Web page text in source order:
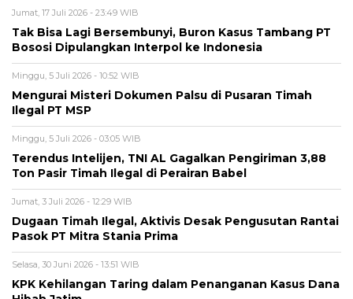
Jumat, 17 Juli 2026 - 23:49 WIB
Tak Bisa Lagi Bersembunyi, Buron Kasus Tambang PT
Bososi Dipulangkan Interpol ke Indonesia
Minggu, 5 Juli 2026 - 10:52 WIB
Mengurai Misteri Dokumen Palsu di Pusaran Timah
Ilegal PT MSP
Minggu, 5 Juli 2026 - 03:05 WIB
Terendus Intelijen, TNI AL Gagalkan Pengiriman 3,88
Ton Pasir Timah Ilegal di Perairan Babel
Jumat, 3 Juli 2026 - 12:29 WIB
Dugaan Timah Ilegal, Aktivis Desak Pengusutan Rantai
Pasok PT Mitra Stania Prima
Selasa, 30 Juni 2026 - 13:51 WIB
KPK Kehilangan Taring dalam Penanganan Kasus Dana